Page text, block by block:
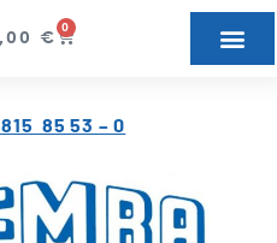
85 53 – 0
€ 0